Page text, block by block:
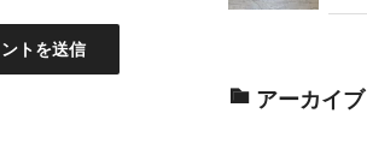
アーカイブ